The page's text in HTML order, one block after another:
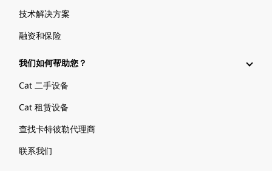
技术解决方案
融资和保险
我们如何帮助您？
Cat 二手设备
Cat 租赁设备
查找卡特彼勒代理商
联系我们